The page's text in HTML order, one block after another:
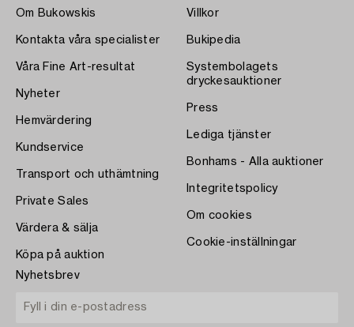
Om Bukowskis
Kontakta våra specialister
Våra Fine Art-resultat
Nyheter
Hemvärdering
Kundservice
Transport och uthämtning
Private Sales
Värdera & sälja
Köpa på auktion
Villkor
Bukipedia
Systembolagets
dryckesauktioner
Press
Lediga tjänster
Bonhams - Alla auktioner
Integritetspolicy
Om cookies
Cookie-inställningar
Nyhetsbrev